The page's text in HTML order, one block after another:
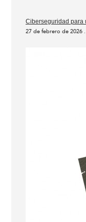
Ciberseguridad para
27 de febrero de 2026